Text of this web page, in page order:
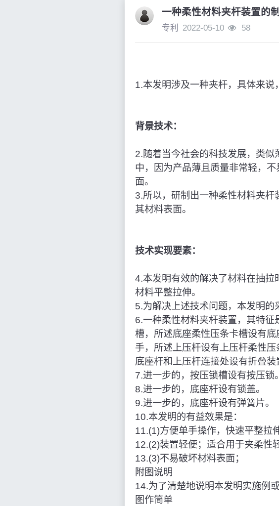
一种柔性材料夹杆装置的
专利 2022-05-10 58
1.本发明涉及一种夹杆，具体来说
背景技术：
2.随着当今社会的科技发展，类
中，因为产品薄且质量非常轻，
面。
3.所以，研制出一种柔性材料夹
其材料表面。
技术实现要素：
4.本发明有效的解决了材料在抽
材料平整拉伸。
5.为解决上述技术问题，本发明的
6.一种柔性材料夹杆装置，其特
槽，所述底座柔性压条卡槽设有
手，所述上压杆设有上压杆柔性
底座杆和上压杆连接处设有折叠装
7.进一步的，按压锁槽设有按压锁。
8.进一步的，底座杆设有锁盖。
9.进一步的，底座杆设有弹簧片。
10.本发明的有益效果是：
11.(1)方便单手操作，快速平整拉伸
12.(2)装置轻便；适合用于夹柔性
13.(3)不易破坏材料表面；
附图说明
14.为了清楚地说明本发明实施例
图作简单